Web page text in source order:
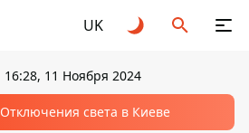
UK
16:28, 11 Ноября 2024
Отключения света в Киеве